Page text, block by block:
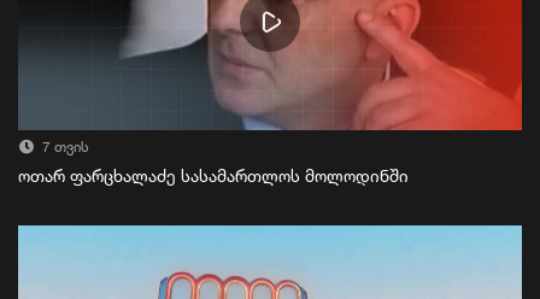
7 თვის
ოთარ ფარცხალაძე სასამართლოს მოლოდინში